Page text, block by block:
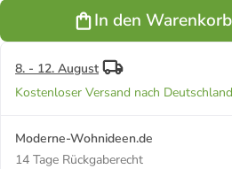
In den
8. - 12. August
Kostenloser Versand nach Deutschland
Moderne-Wohnideen.de
14 Tage Rückgaberecht